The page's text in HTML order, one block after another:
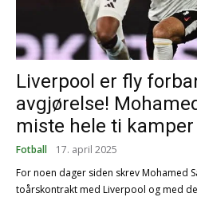
Liverpool er fly
avgjørelse!
miste hele ti kamper
Fotball 17. april 2025
For noen dager siden skrev Mohamed
toårskontrakt med Liverpool og med